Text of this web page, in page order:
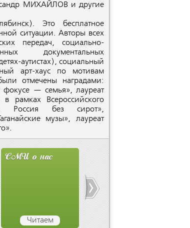
МИХАЙЛОВ и другие
Это бесплатное
ситуации. Авторы всех
передач, социально-
документальных
аутистах), социальный
арт-хаус по мотивам
отмечены наградами:
фокусе — семья», лауреат
рамках Всероссийского
Россия без сирот»,
музы», лауреат
СМИ о нас
Читаем